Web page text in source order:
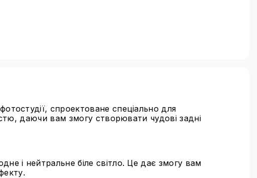
спроектоване спеціально для
даючи вам змогу створювати чудові задні
і нейтральне біле світло. Це дає змогу вам